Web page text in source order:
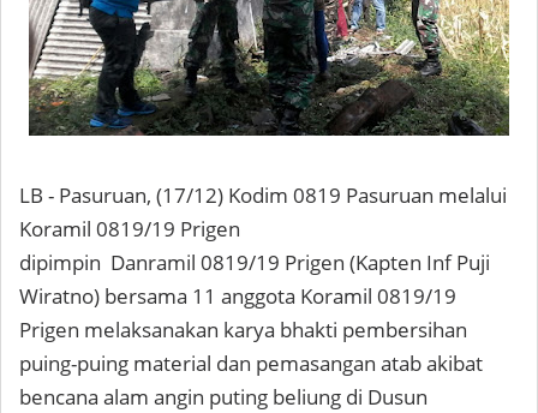
LB - Pasuruan, (17/12) Kodim 0819 Pasuruan melalui
Koramil 0819/19 Prigen
dipimpin Danramil 0819/19 Prigen (Kapten Inf Puji
Wiratno) bersama 11 anggota Koramil 0819/19
Prigen melaksanakan karya bhakti pembersihan
puing-puing material dan pemasangan atab akibat
bencana alam angin puting beliung di Dusun